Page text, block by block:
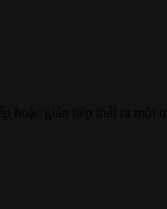
gián tiếp thải ra môi